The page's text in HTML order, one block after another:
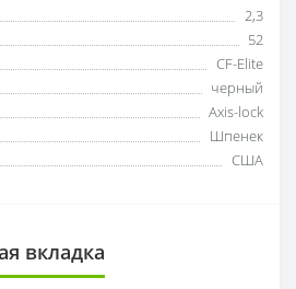
2,3
52
CF-Elite
черный
Axis-lock
Шпенек
США
вкладка